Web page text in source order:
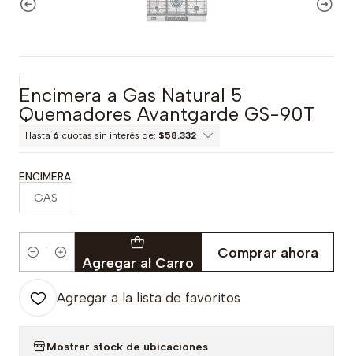
|
Encimera a Gas Natural 5
Quemadores Avantgarde GS-90T
Hasta 6 cuotas sin interés de: $58.332
ENCIMERA
GAS
Cantidad Agregar al Carro
Comprar ahora
Agregar a la lista de favoritos
Mostrar stock de ubicaciones